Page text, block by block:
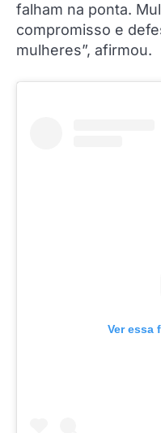
falham na ponta.
compromisso e
mulheres”, afirmou.
Ver essa